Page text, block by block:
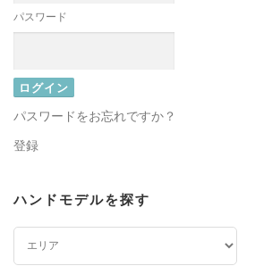
パスワード
パスワードをお忘れですか？
登録
ハンドモデルを探す